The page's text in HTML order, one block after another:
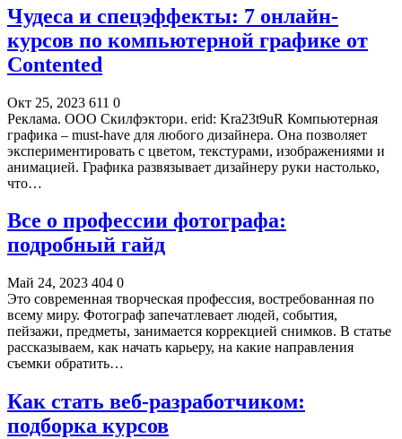
Чудеса и спецэффекты: 7 онлайн-
курсов по компьютерной графике от
Contented
Окт 25, 2023 611 0
Реклама. ООО Скилфэктори. erid: Kra23t9uR Компьютерная
графика – must-have для любого дизайнера. Она позволяет
экспериментировать с цветом, текстурами, изображениями и
анимацией. Графика развязывает дизайнеру руки настолько,
что…
Все о профессии фотографа:
подробный гайд
Май 24, 2023 404 0
Это современная творческая профессия, востребованная по
всему миру. Фотограф запечатлевает людей, события,
пейзажи, предметы, занимается коррекцией снимков. В статье
рассказываем, как начать карьеру, на какие направления
съемки обратить…
Как стать веб-разработчиком:
подборка курсов